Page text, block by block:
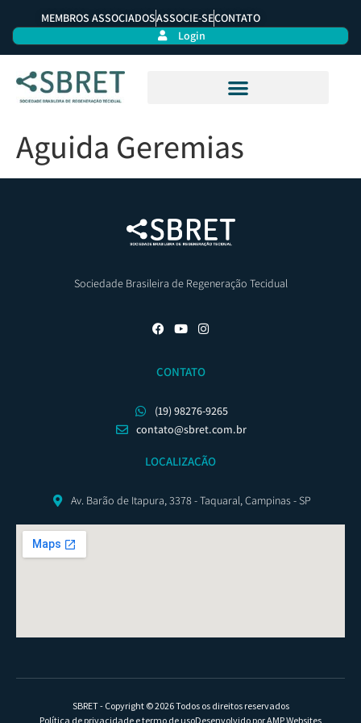
MEMBROS ASSOCIADOSASSOCIE-SECONTATO
Login
Aguida Geremias
Sociedade Brasileira de Regeneração Tecidual
CONTATO
(19) 98276-9265
contato@sbret.com.br
LOCALIZAÇÃO
Av. Barão de Itapura, 3378 - Taquaral, Campinas - SP
SBRET - Copyright © 2026 Todos os direitos reservados
Política de privacidade e termo de usoDesenvolvido por AMP Websites